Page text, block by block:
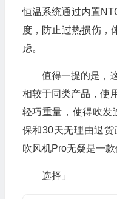
恒温系统通过内置
度，防止过热损伤，
虑。
值得一提的是，
相较于同类产品，使
轻巧重量，使得吹发
保和30天无理由退
吹风机Pro无疑是一款
选择」